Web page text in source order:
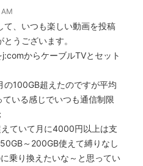
て、いつも楽しい動画を投稿
うございます。
からケーブルTVとセット
の100GB超えたのですが平均
ている感じでいつも通信制限
ていて月に4000円以上は支
～200GB使えて縛りなし
乗り換えたいな～と思ってい